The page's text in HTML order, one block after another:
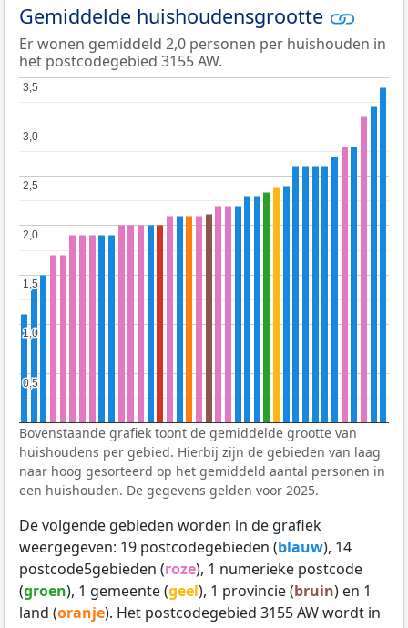
Gemiddelde huishoudensgrootte
Er wonen gemiddeld 2,0 personen per huishouden in
het postcodegebied 3155 AW.
0,5
0,5
1,0
1,0
1,5
1,5
2,0
2,0
2,5
2,5
3,0
3,0
3,5
3,5
Bovenstaande grafiek toont de gemiddelde grootte van
huishoudens per gebied. Hierbij zijn de gebieden van laag
naar hoog gesorteerd op het gemiddeld aantal personen in
een huishouden. De gegevens gelden voor 2025.
De volgende gebieden worden in de grafiek
weergegeven: 19 postcodegebieden (blauw), 14
postcode5gebieden (roze), 1 numerieke postcode
(groen), 1 gemeente (geel), 1 provincie (bruin) en 1
land (oranje). Het postcodegebied 3155 AW wordt in